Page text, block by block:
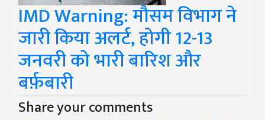
IMD Warning: मौसम विभाग ने
जारी किया अलर्ट, होगी 12-13
जनवरी को भारी बारिश और
बर्फ़बारी
Share your comments